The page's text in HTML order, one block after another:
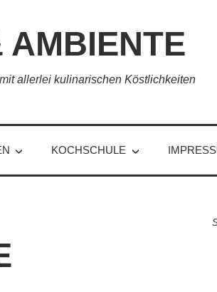
AMBIENTE
allerlei kulinarischen Köstlichkeiten
KOCHSCHULE